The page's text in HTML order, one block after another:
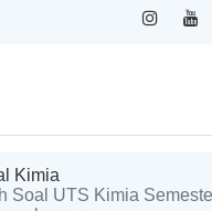
Kimia
Soal UTS Kimia